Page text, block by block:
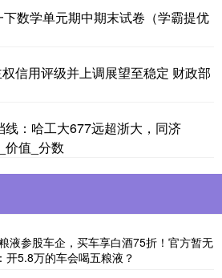
数学单元期中期末试卷（学霸提优
信用评级并上调展望至稳定 财政部
：哈工大677远超浙大，同济
价值_分数
液参股车企，买车享白酒75折！官方暂无
开5.8万的车会喝五粮液？